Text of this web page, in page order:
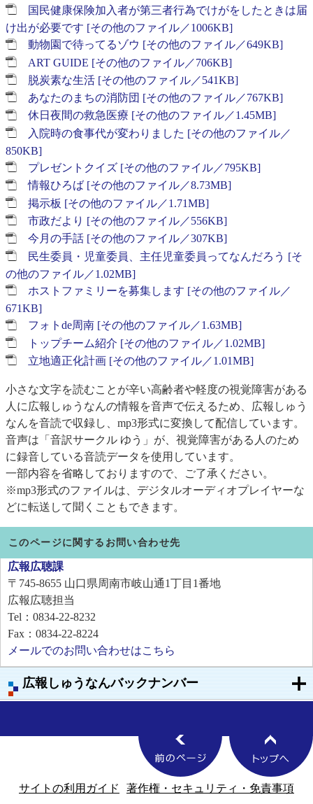
広報しゅうなんバックナンバー
国民健康保険加入者が第三者行為でけがをしたときは届
け出が必要です [その他のファイル／1006KB]
動物園で待ってるゾウ [その他のファイル／649KB]
ART GUIDE [その他のファイル／706KB]
脱炭素な生活 [その他のファイル／541KB]
あなたのまちの消防団 [その他のファイル／767KB]
休日夜間の救急医療 [その他のファイル／1.45MB]
入院時の食事代が変わりました [その他のファイル／
850KB]
プレゼントクイズ [その他のファイル／795KB]
情報ひろば [その他のファイル／8.73MB]
掲示板 [その他のファイル／1.71MB]
市政だより [その他のファイル／556KB]
今月の手話 [その他のファイル／307KB]
民生委員・児童委員、主任児童委員ってなんだろう [そ
の他のファイル／1.02MB]
ホストファミリーを募集します [その他のファイル／
671KB]
フォトde周南 [その他のファイル／1.63MB]
トップチーム紹介 [その他のファイル／1.02MB]
立地適正化計画 [その他のファイル／1.01MB]
​小さな文字を読むことが辛い高齢者や軽度の視覚障害がある
人に広報しゅうなんの情報を音声で伝えるため、広報しゅう
なんを音読で収録し、mp3形式に変換して配信しています。
音声は「音訳サークル ゆう」が、視覚障害がある人のため
に録音している音読データを使用しています。
​一部内容を省略しておりますので、ご了承ください。
※mp3形式のファイルは、デジタルオーディオプレイヤーな
どに転送して聞くこともできます。
このページに関するお問い合わせ先
広報広聴課
〒745-8655 山口県周南市岐山通1丁目1番地
広報広聴担当
Tel：0834-22-8232
Fax：0834-22-8224
メールでのお問い合わせはこちら
サイトの利用ガイド 著作権・セキュリティ・免責事項